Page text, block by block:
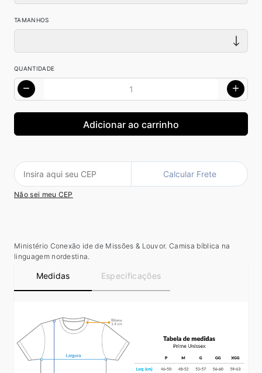
TAMANHOS
QUANTIDADE
Calcular Frete
Não sei meu CEP
Ministério Conexão ide de Missões & Louvor. Camisa bíblica na
linguagem nordestina.
Medidas Especificações